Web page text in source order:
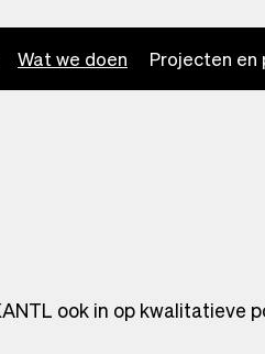
Wat we doen Projecten
ook in op kwalitatieve